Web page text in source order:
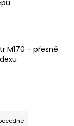
M170 – přesné